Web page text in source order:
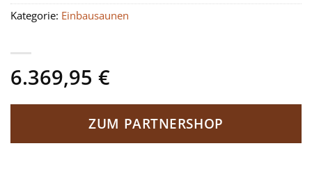
6.369,95 €
ZUM PARTNERSHOP
Kategorie: Einbausaunen